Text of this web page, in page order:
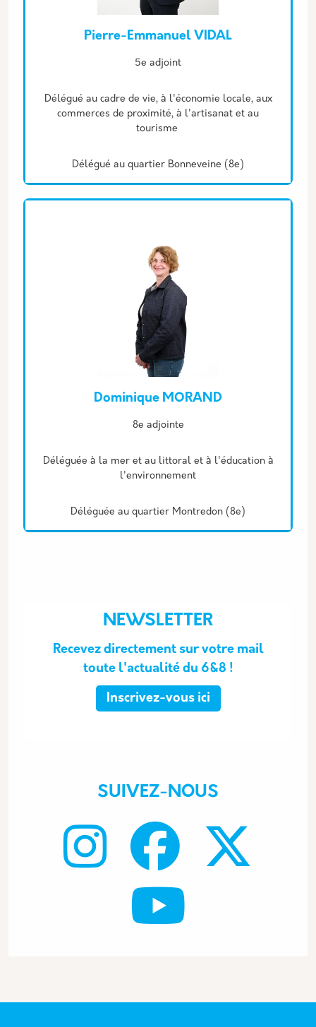
Pierre-Emmanuel VIDAL
5e adjoint
Délégué au cadre de vie, à l'économie locale, aux
commerces de proximité, à l'artisanat et au
tourisme
Délégué au quartier Bonneveine (8e)
Dominique MORAND
8e adjointe
Déléguée à la mer et au littoral et à l'éducation à
l'environnement
Déléguée au quartier Montredon (8e)
NEWSLETTER
Recevez directement sur votre mail
toute l'actualité du 6&8 !
Inscrivez-vous ici
SUIVEZ-NOUS